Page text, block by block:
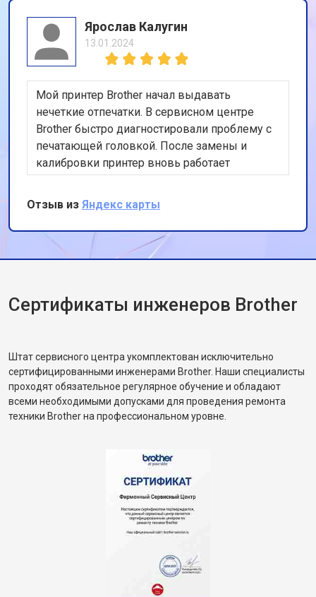
Ярослав Калугин
13.01.2024
Мой принтер Brother начал выдавать
нечеткие отпечатки. В сервисном центре
Brother быстро диагностировали проблему с
печатающей головкой. После замены и
калибровки принтер вновь работает
идеально. Очень доволен скоростью и
качеством обслуживания, спасибо за вашу
профессиональную работу и внимание к
деталям!
Отзыв из Яндекс карты
Сертификаты инженеров Brother
Штат сервисного центра укомплектован исключительно
сертифицированными инженерами Brother. Наши специалисты
проходят обязательное регулярное обучение и обладают
всеми необходимыми допусками для проведения ремонта
техники Brother на профессиональном уровне.